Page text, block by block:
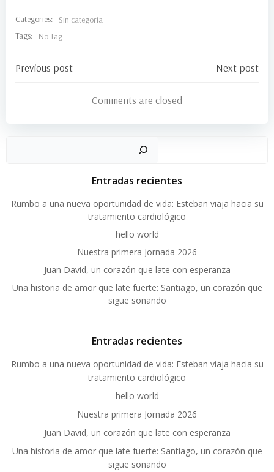
Categories: Sin categoría
Tags:
No Tag
Navegación
Previous post
de
entradas
Next post
Comments are closed
Entradas recientes
Rumbo a una nueva oportunidad de vida: Esteban viaja hacia su
tratamiento cardiológico
hello world
Nuestra primera Jornada 2026
Juan David, un corazón que late con esperanza
Una historia de amor que late fuerte: Santiago, un corazón que
sigue soñando
Entradas recientes
Rumbo a una nueva oportunidad de vida: Esteban viaja hacia su
tratamiento cardiológico
hello world
Nuestra primera Jornada 2026
Juan David, un corazón que late con esperanza
Una historia de amor que late fuerte: Santiago, un corazón que
sigue soñando